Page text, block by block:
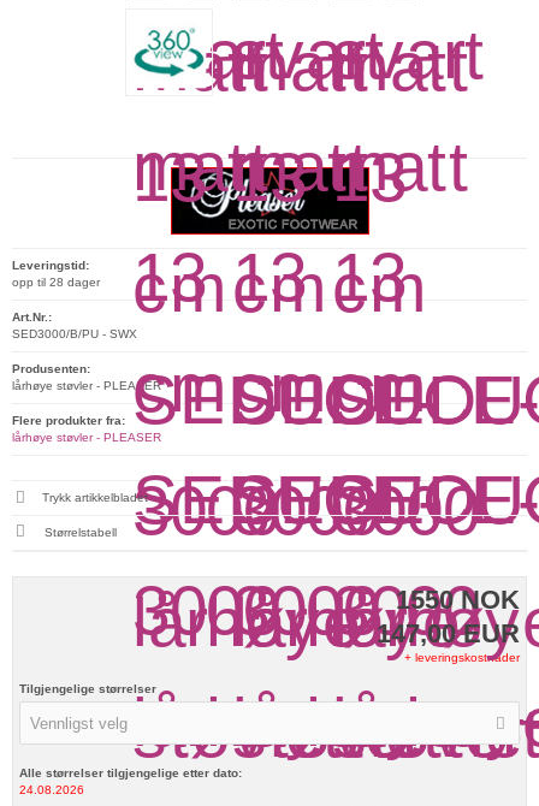
1550 NOK
147,00 EUR
+ leveringskostnader
Tilgjengelige størrelser
Vennligst velg
Alle størrelser tilgjengelige etter dato:
24.08.2026
Leveringstid:
opp til 28 dager
Art.Nr.:
SED3000/B/PU - SWX
Produsenten:
lårhøye støvler - PLEASER
Flere produkter fra:
lårhøye støvler - PLEASER
Trykk artikkelbladet
Størrelstabell